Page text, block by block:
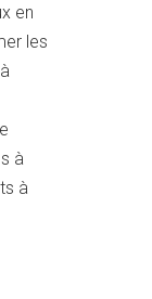
en
les
à
à